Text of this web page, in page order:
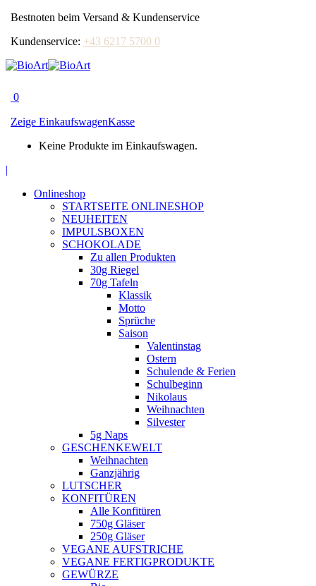
Bestnoten beim Versand & Kundenservice
Kundenservice: +43 6217 5700 0
0
Zeige EinkaufswagenKasse
Keine Produkte im Einkaufswagen.
opens
|
Onlineshop
STARTSEITE ONLINESHOP
NEUHEITEN
IMPULSBOXEN
SCHOKOLADE
Zu allen Produkten
30g Riegel
70g Tafeln
Klassik
Motto
Sprüche
Saison
Valentinstag
Ostern
Schulende & Ferien
Schulbeginn
Nikolaus
Weihnachten
Silvester
5g Naps
GESCHENKEWELT
Weihnachten
Ganzjährig
LUTSCHER
KONFITÜREN
Alle Konfitüren
750g Gläser
250g Gläser
VEGANE AUFSTRICHE
VEGANE FERTIGPRODUKTE
GEWÜRZE